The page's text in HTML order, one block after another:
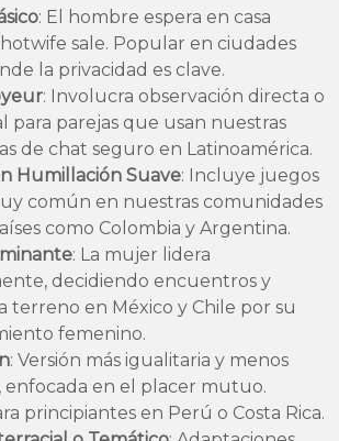
: El hombre espera en casa
sale. Popular en ciudades
la privacidad es clave.
: Involucra observación directa o
para parejas que usan nuestras
de chat seguro en Latinoamérica.
Humillación Suave: Incluye juegos
común en nuestras comunidades
como Colombia y Argentina.
: La mujer lidera
decidiendo encuentros y
terreno en México y Chile por su
femenino.
: Versión más igualitaria y menos
enfocada en el placer mutuo.
principiantes en Perú o Costa Rica.